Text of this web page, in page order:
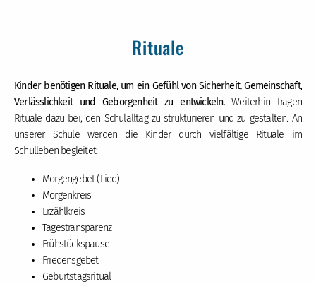
Rituale
Kinder benötigen Rituale, um ein Gefühl von Sicherheit, Gemeinschaft,
Verlässlichkeit und Geborgenheit zu entwickeln.Weiterhin tragen
Rituale dazu bei, den Schulalltag zu strukturieren und zu gestalten. An
unserer Schule werden die Kinder durch vielfältige Rituale im
Schulleben begleitet:
Morgengebet (Lied)
Morgenkreis
Erzählkreis
Tagestransparenz
Frühstückspause
Friedensgebet
Geburtstagsritual